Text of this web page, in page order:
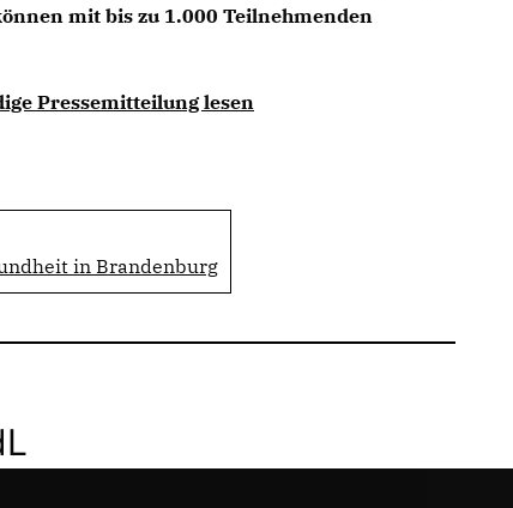
mit bis zu 1.000 Teilnehmenden
Pressemitteilung lesen
in Brandenburg